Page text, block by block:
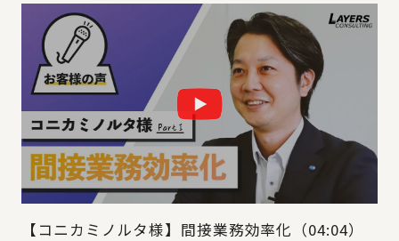
【コニカミノルタ様】間接業務効率化（04:04）